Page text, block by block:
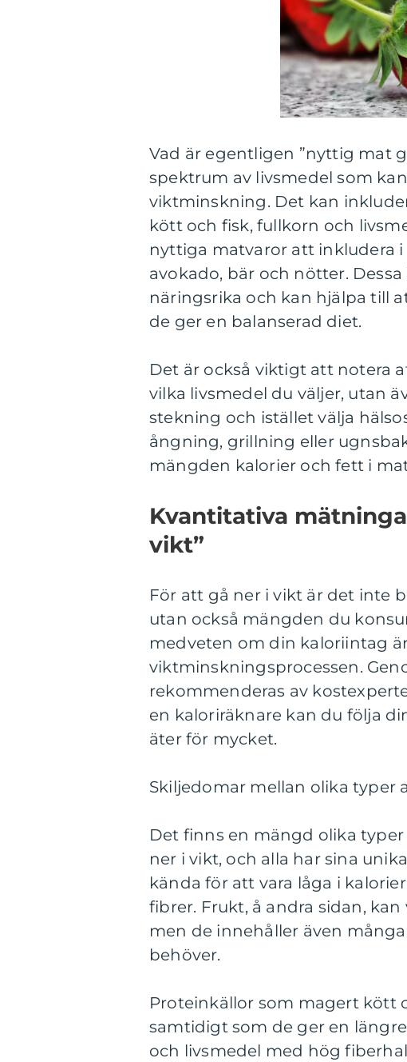
Vad är egentligen ”nyttig mat
spektrum av livsmedel som
viktminskning. Det kan
kött och fisk, fullkorn och
nyttiga matvaror att inkludera
avokado, bär och nötter.
näringsrika och kan hjälpa till
de ger en balanserad diet.
Det är också viktigt att notera
vilka livsmedel du väljer, utan
stekning och istället välja
ångning, grillning eller
mängden kalorier och fett i
Kvantitativa
vikt”
För att gå ner i vikt är det inte
utan också mängden du
medveten om din kaloriintag
viktminskningsprocessen.
rekommenderas av
en kaloriräknare kan du följa
äter för mycket.
Skiljedomar mellan olika typer
Det finns en mängd olika
ner i vikt, och alla har sina
kända för att vara låga i
fibrer. Frukt, å andra sidan,
men de innehåller även
behöver.
Proteinkällor som magert kött
samtidigt som de ger en
och livsmedel med hög